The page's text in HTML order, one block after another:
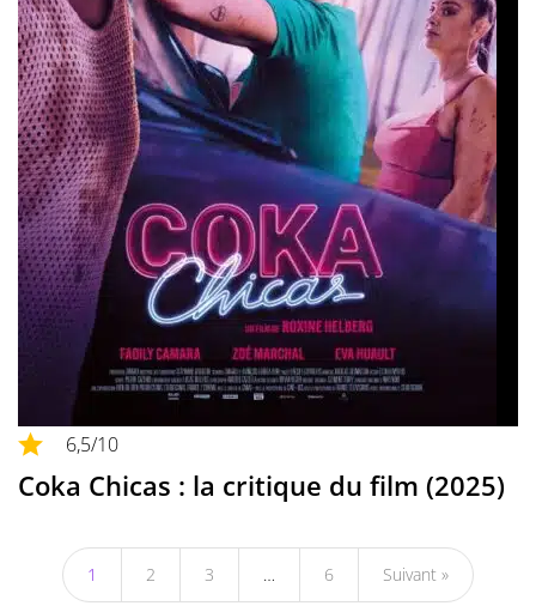
6,5/10
Coka Chicas : la critique du film (2025)
1 2 3 … 6 Suivant »